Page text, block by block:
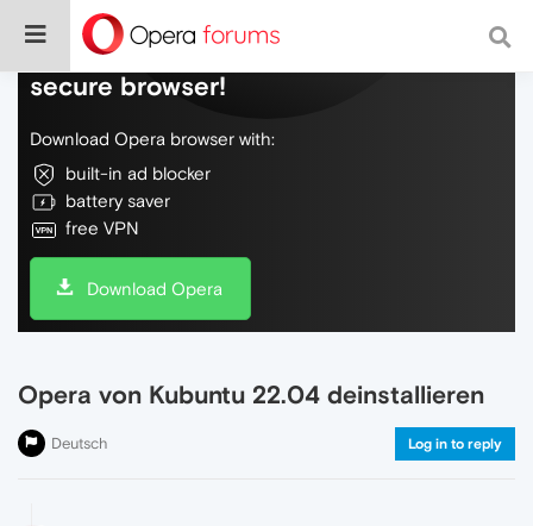
Do more on the web, with a fast and
secure browser!
Download Opera browser with:
built-in ad blocker
battery saver
free VPN
Download Opera
Opera von Kubuntu 22.04 deinstallieren
Deutsch Log in to reply